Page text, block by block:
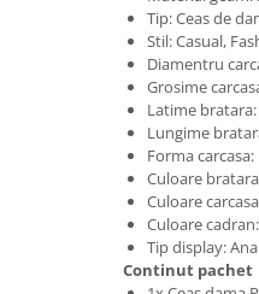
Tip: Ceas de
Stil: Casual,
Diamentru
Grosime
Latime
Lungime
Forma
Culoare
Culoare
Culoare
Tip display:
Continut pachet